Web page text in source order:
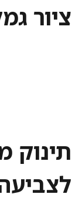
ציור
תינוק